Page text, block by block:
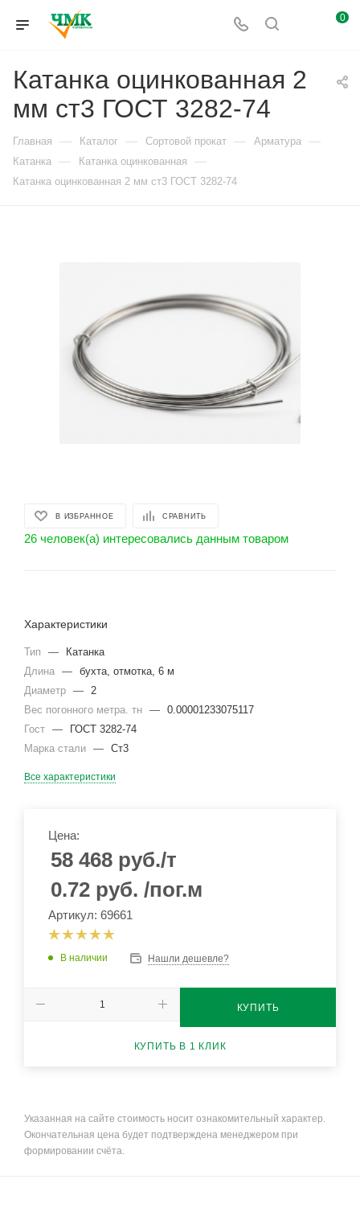
0
Катанка оцинкованная 2
мм ст3 ГОСТ 3282-74
Главная — Каталог — Сортовой прокат — Арматура —
Катанка — Катанка оцинкованная —
Катанка оцинкованная 2 мм ст3 ГОСТ 3282-74
В ИЗБРАННОЕ СРАВНИТЬ
26 человек(а) интересовались данным товаром
Характеристики
Тип —
Катанка
Длина — бухта, отмотка, 6 м
Диаметр — 2
Вес погонного метра. тн — 0.00001233075117
Гост —
ГОСТ 3282-74
Марка стали — Ст3
Все характеристики
Цена:
58 468 руб./т
0.72 руб. /пог.м
Артикул: 69661
В наличии Нашли дешевле?
КУПИТЬ
КУПИТЬ В 1 КЛИК
Указанная на сайте стоимость носит ознакомительный характер.
Окончательная цена будет подтверждена менеджером при
формировании счёта.